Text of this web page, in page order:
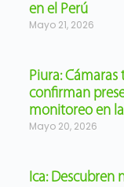
en el Perú
Mayo 21, 2026
Piura:
confirman
monitoreo en
Mayo 20, 2026
Ica: Descubren